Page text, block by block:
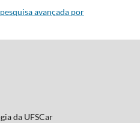
avançada por
da UFSCar